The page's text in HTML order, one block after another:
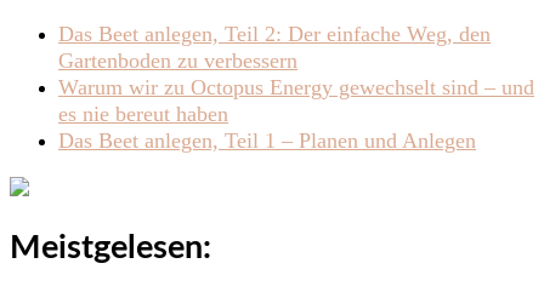
Das Beet anlegen, Teil 2: Der einfache Weg, den
Gartenboden zu verbessern
Warum wir zu Octopus Energy gewechselt sind – und
es nie bereut haben
Das Beet anlegen, Teil 1 – Planen und Anlegen
Meistgelesen: